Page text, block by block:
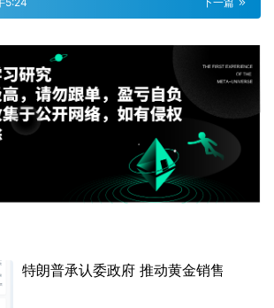
特朗普承认委政府 推动黄金销售